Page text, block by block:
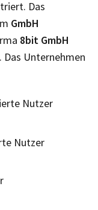
Das
GmbH
8bit GmbH
Unternehmen
Nutzer
Nutzer